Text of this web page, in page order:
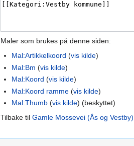
Maler som brukes på denne siden:
Mal:Artikkelkoord (vis kilde)
Mal:Bm (vis kilde)
Mal:Koord (vis kilde)
Mal:Koord ramme (vis kilde)
Mal:Thumb (vis kilde) (beskyttet)
Tilbake til Gamle Mossevei (Ås og Vestby)